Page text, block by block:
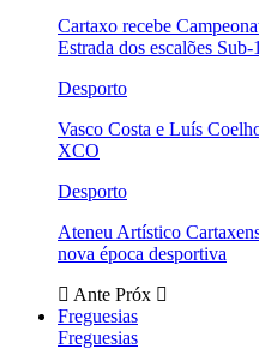
Cartaxo recebe
Estrada dos escalões
Desporto
Vasco Costa e Luís
XCO
Desporto
Ateneu Artístico
nova época desportiva
Ante Próx
Freguesias
Freguesias